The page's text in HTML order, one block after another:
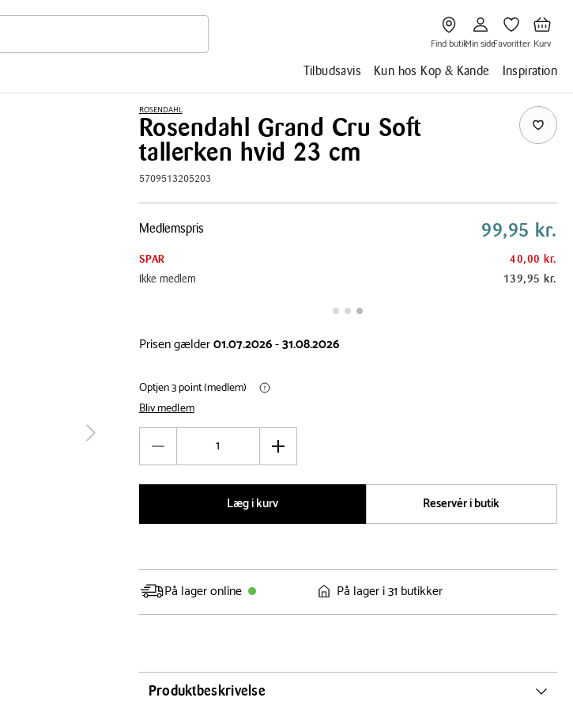
Gå
til
Find
butik
Find butik
til
Min
side
Min side
til
Favoritter
Favoritter
til
Kurv
Kurv
Tilbudsavis Kun hos Kop & Kande Inspiration
tilbage
ROSENDAHL
Rosendahl Grand Cru Soft
tallerken hvid 23 cm
5709513205203
Pris
Medlemspris 99,95 kr.
SPAR
40,00 kr.
Ikke medlem
139,95 kr.
Prisen gælder01.07.2026-31.08.2026
Optjen 3 point (medlem)
Bliv medlem
Øg
Læg i kurv
Reservér i butik
På lager online På lager i 31 butikker
Produktbeskrivelse